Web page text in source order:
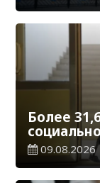
Более
09.08.2026